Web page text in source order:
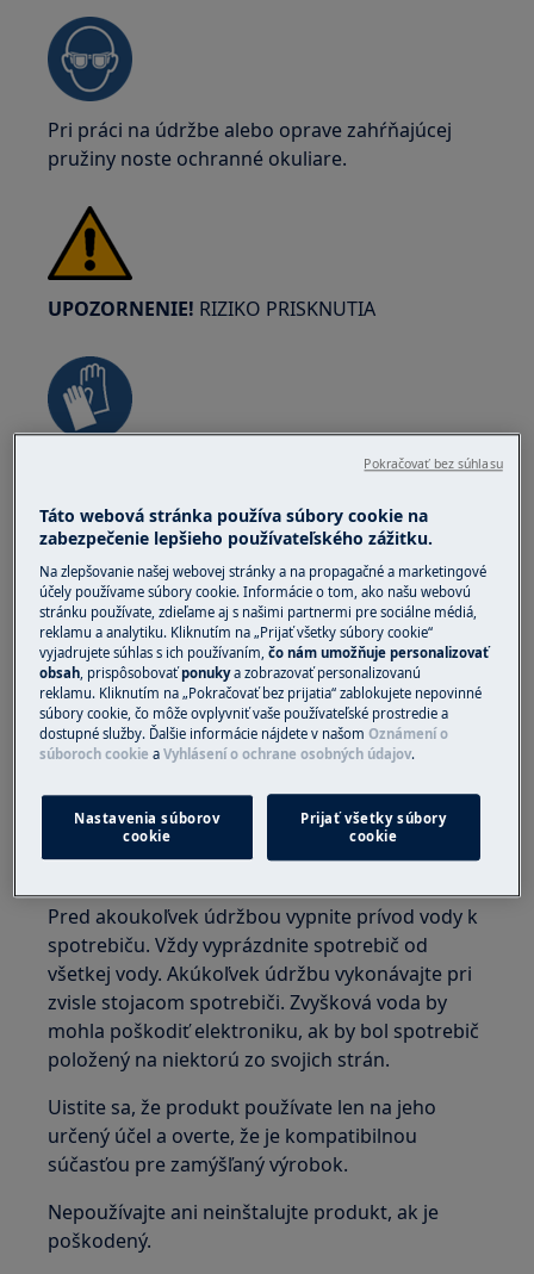
Pri práci na údržbe alebo oprave zahŕňajúcej
pružiny noste ochranné okuliare.
UPOZORNENIE! RIZIKO PRISKNUTIA
Pri vykonávaní údržby alebo opravy práce
rukavice.
UPOZORNENIE!NEBEZPEČENSTVO UDUSENIA
Malé časti nie sú vhodné pre deti do 3 rokov.
Uchovávajte všetky malé časti a obaly mimo
dosahu detí.
Produkt by mali používať alebo inštalovať len
dospelí.
Pred akoukoľvek údržbou vypnite prívod vody k
spotrebiču. Vždy vyprázdnite spotrebič od
všetkej vody. Akúkoľvek údržbu vykonávajte pri
zvisle stojacom spotrebiči. Zvyšková voda by
mohla poškodiť elektroniku, ak by bol spotrebič
položený na niektorú zo svojich strán.
Uistite sa, že produkt používate len na jeho
určený účel a overte, že je kompatibilnou
súčasťou pre zamýšľaný výrobok.
Nepoužívajte ani neinštalujte produkt, ak je
poškodený.
Táto webová stránka používa súbory cookie na
zabezpečenie lepšieho používateľského zážitku.
Na zlepšovanie našej webovej stránky a na propagačné a marketingové
účely používame súbory cookie. Informácie o tom, ako našu webovú
stránku používate, zdieľame aj s našimi partnermi pre sociálne médiá,
reklamu a analytiku. Kliknutím na „Prijať všetky súbory cookie“
vyjadrujete súhlas s ich používaním,čo nám umožňuje personalizovať
obsah, prispôsobovaťponukya zobrazovať personalizovanú
reklamu. Kliknutím na „Pokračovať bez prijatia“ zablokujete nepovinné
súbory cookie, čo môže ovplyvniť vaše používateľské prostredie a
dostupné služby. Ďalšie informácie nájdete v našomOznámení o
súboroch cookie aVyhlásení o ochrane osobných údajov.
Nastavenia súborov
cookie
Prijať všetky súbory
cookie
Pokračovať bez súhlasu